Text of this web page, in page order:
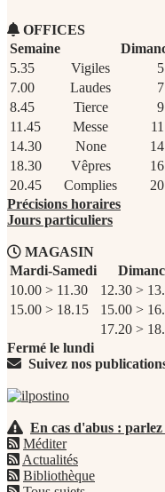
OFFICES
Semaine
5.35
Vigiles
7.00
Laudes
8.45
Tierce
11.45
Messe
14.30
None
18.30
Vêpres
20.45
Complies
Précisions horaires
Jours particuliers
MAGASIN
Mardi-Samedi
10.00 > 11.30
12.30 >
15.00 > 18.15
15.00 >
17.20 >
Fermé le lundi
Suivez nos
En cas d'abus : parlez
Méditer
Actualités
Bibliothèque